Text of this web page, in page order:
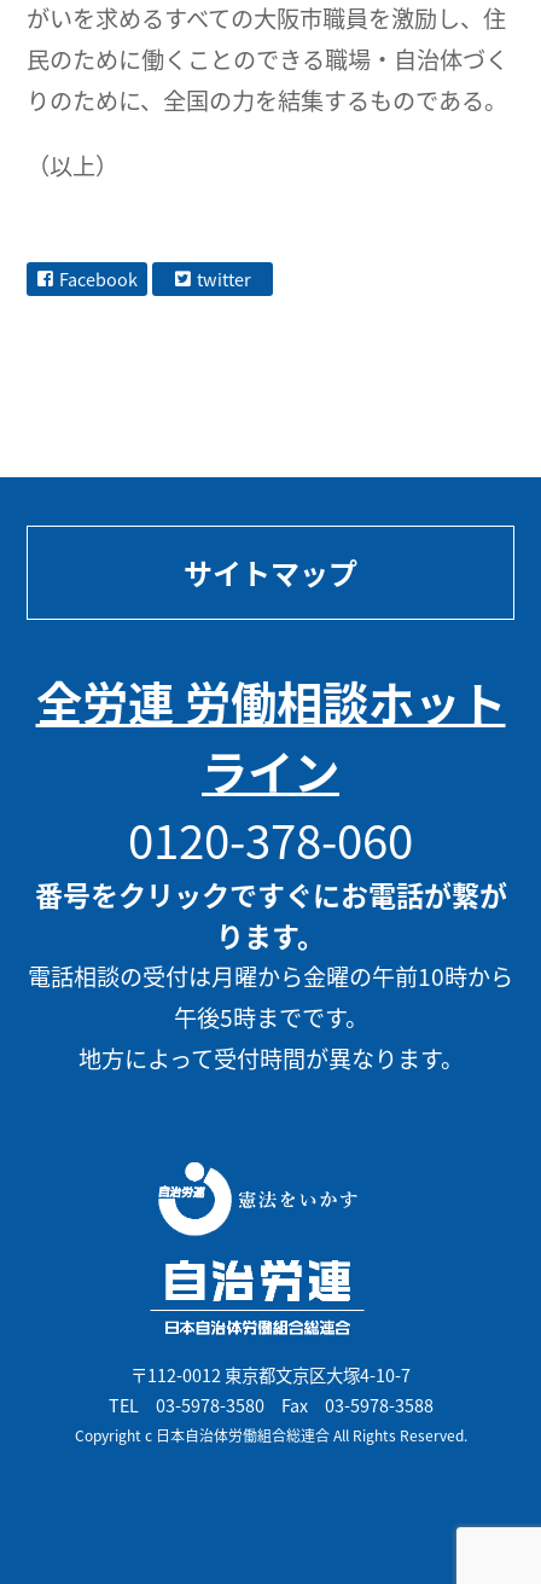
がいを求めるすべての大阪市職員を激励し、住
民のために働くことのできる職場・自治体づく
りのために、全国の力を結集するものである。
（以上）
Facebook twitter
サイトマップ
全労連 労働相談ホット
ライン
0120-378-060
番号をクリックですぐにお電話が繋が
ります。
電話相談の受付は月曜から金曜の午前10時から
午後5時までです。
地方によって受付時間が異なります。
〒112-0012 東京都文京区大塚4-10-7
TEL 03-5978-3580Fax 03-5978-3588
Copyright c 日本自治体労働組合総連合 All Rights Reserved.